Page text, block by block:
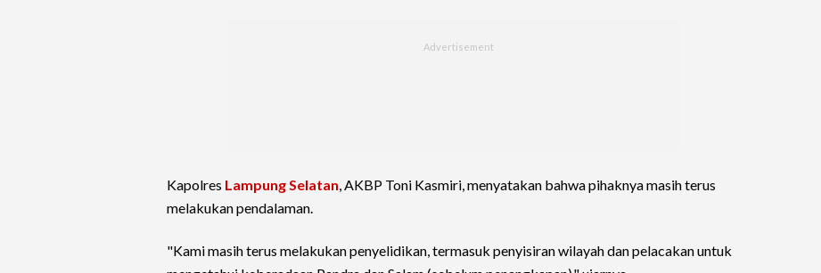
Kapolres Lampung Selatan, AKBP Toni Kasmiri, menyatakan bahwa pihaknya masih terus
melakukan pendalaman.
"Kami masih terus melakukan penyelidikan, termasuk penyisiran wilayah dan pelacakan untuk